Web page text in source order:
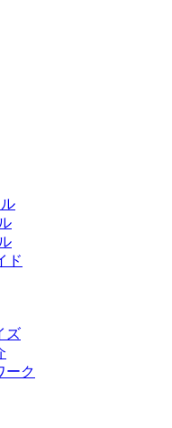
ド
ズ
ーク